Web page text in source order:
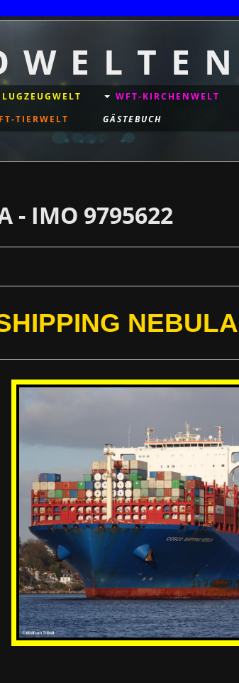
W E L T E N
WFT-KIRCHENWELT
TIERWELT GÄSTEBUCH
- IMO 9795622
NEBULA